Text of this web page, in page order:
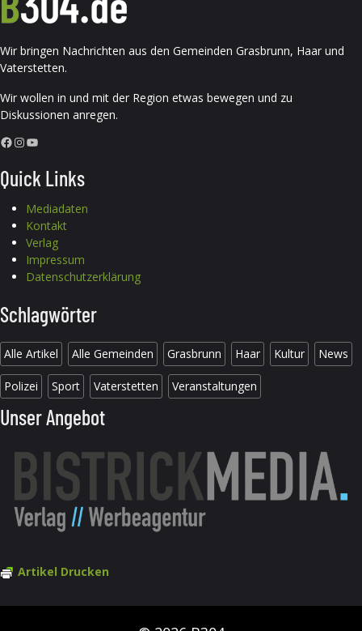
Wir bringen Nachrichten aus den Gemeinden Grasbrunn, Haar und
Vaterstetten.
Wir wollen in und mit der Region etwas bewegen und zu
Diskussionen anregen.
Facebook InstagramYouTube
Quick Links
Mediadaten
Kontakt
Verlag
Impressum
Datenschutzerklärung
Schlagwörter
Alle Artikel Alle Gemeinden Grasbrunn Haar Kultur News
Polizei Sport Vaterstetten Veranstaltungen
Unser Angebot
Artikel Drucken